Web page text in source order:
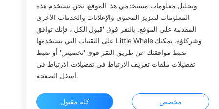
ROOM
وتحليل معلومات مستخدمي هذا الموقع. نحن نستخدم هذه
المعلومات لتعزيز المحتوى والإعلانات والخدمات الأخرى
المقدمة على الموقع. بالنقر فوق 'قبول الكل'، فإنك توافق
على التقنيات التي يستخدمها Little Whale وشركاؤه. يمكنك
ضبط موافقتك عن طريق النقر فوق 'تخصيص' أو ضبط
تفضيلات ملفات تعريف الارتباط في تفضيلات الارتباط في
أسفل الصفحة.
كله مقبول مخصص